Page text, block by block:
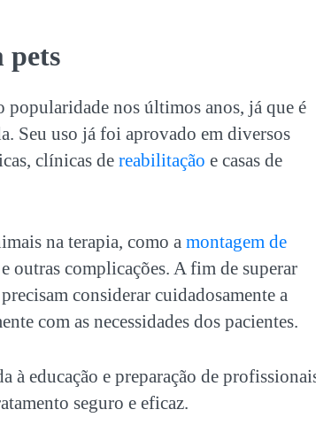
pets
popularidade nos últimos anos, já que é
Seu uso já foi aprovado em diversos
clínicas de reabilitação e casas de
na terapia, como a montagem de
outras complicações. A fim de superar
considerar cuidadosamente a
com as necessidades dos pacientes.
à educação e preparação de
seguro e eficaz.